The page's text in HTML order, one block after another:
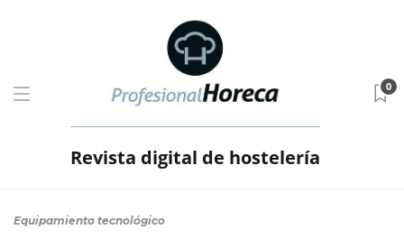
Revista digital de hostelería
0
Equipamiento tecnológico